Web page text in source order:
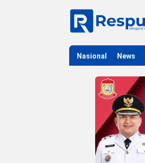
Nasional News